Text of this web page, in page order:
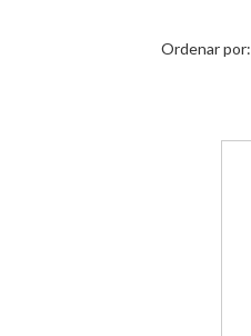
Ordenar por: